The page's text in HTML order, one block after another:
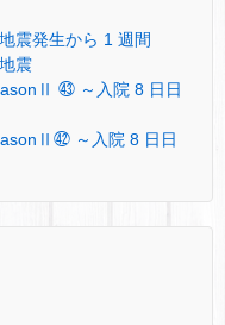
震発生から 1 週間
震
㊸ ～入院 8 日日
㊷ ～入院 8 日日